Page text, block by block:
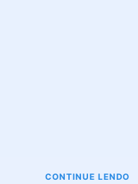
CONTINUE LENDO